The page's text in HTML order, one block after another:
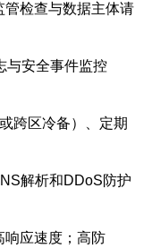
管检查与数据主体请
与安全事件监控
跨区冷备）、定期
解析和DDoS防护
响应速度；高防